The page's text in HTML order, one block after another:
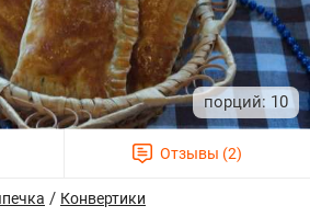
10
/ Конвертики